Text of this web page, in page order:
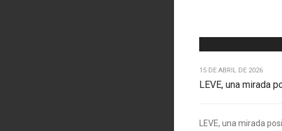
15 DE ABRIL DE 2026
LEVE, una mirada
LEVE, una mirada